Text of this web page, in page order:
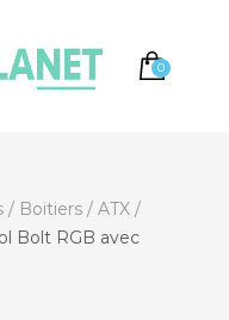
0
/ Boitiers / ATX /
Bolt RGB avec